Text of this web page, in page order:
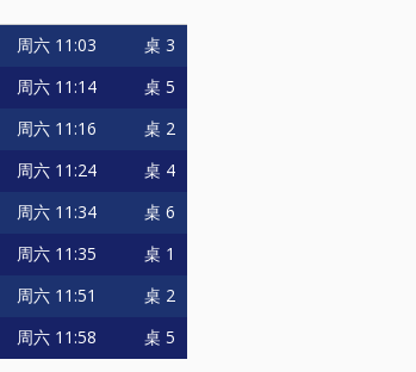
周六 11:03 桌 3
周六 11:14 桌 5
周六 11:16 桌 2
周六 11:24 桌 4
周六 11:34 桌 6
周六 11:35 桌 1
周六 11:51 桌 2
周六 11:58 桌 5